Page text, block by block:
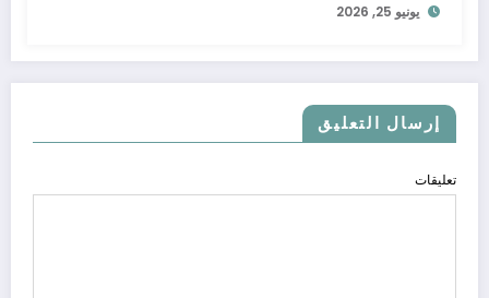
يونيو 25, 2026
إرسال التعليق
تعليقات